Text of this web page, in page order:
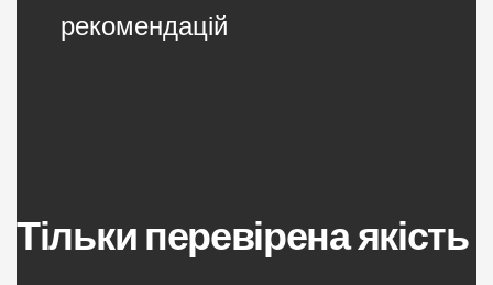
рекомендацій
Тільки перевірена якість